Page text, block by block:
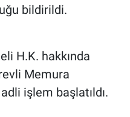
bildirildi.
H.K. hakkında
Memura
işlem başlatıldı.